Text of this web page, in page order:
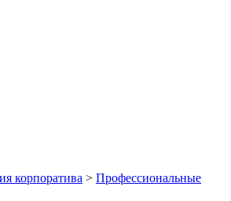
корпоратива > Профессиональные